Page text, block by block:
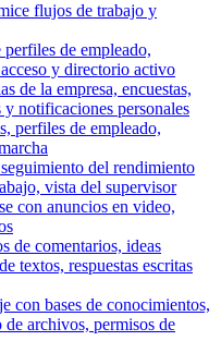
flujos de trabajo y
perfiles de empleado,
y directorio activo
de la empresa, encuestas,
notificaciones personales
perfiles de empleado,
del rendimiento
vista del supervisor
con anuncios en video,
de comentarios, ideas
textos, respuestas escritas
con bases de conocimientos,
archivos, permisos de